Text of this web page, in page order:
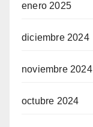
enero 2025
diciembre 2024
noviembre 2024
octubre 2024